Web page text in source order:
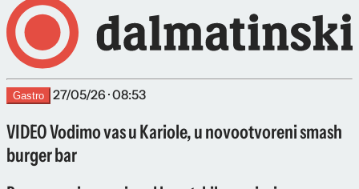
Gastro 27/05/26 · 08:53
VIDEO Vodimo vas u Kariole, u novootvoreni smash
burger bar